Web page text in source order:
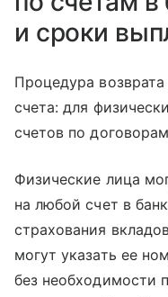
и сроки
Процедура
счета: для
счетов по
Физические лица
на любой счет в
страхования
могут указать ее
без необходимости